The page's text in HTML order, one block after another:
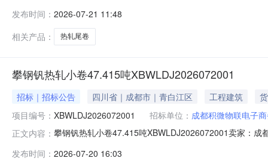
热轧尾卷（小卷）S355MC(X)2*1145*C攀钢钒1/1.9破
发布时间： 2026-07-21 11:48
相关产品：
热轧尾卷
攀钢钒热轧小卷47.415吨XBWLDJ2026072001
招标｜招标公告 四川省｜成都市｜青白江区 工程建筑
项目编号： XBWLDJ2026072001 招标单位： 成都积微物联电子
正文内容： 攀钢钒热轧小卷47.415吨XBWLDJ2026072001卖家：
1/1.795折边(因非计划产品的特殊性，可能存在与描述
发布时间： 2026-07-20 16:03